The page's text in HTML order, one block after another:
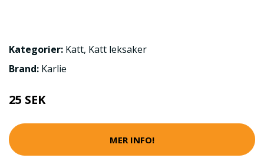
Kategorier: Katt, Katt leksaker
Brand: Karlie
25 SEK
MER INFO!